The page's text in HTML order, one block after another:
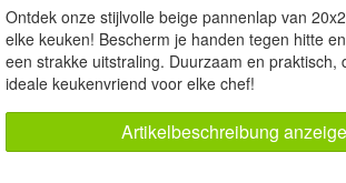
Ontdek onze stijlvolle beige pannenlap van
elke keuken! Bescherm je handen tegen hitte
een strakke uitstraling. Duurzaam en praktisch,
ideale keukenvriend voor elke chef!
Artikelbeschreibung